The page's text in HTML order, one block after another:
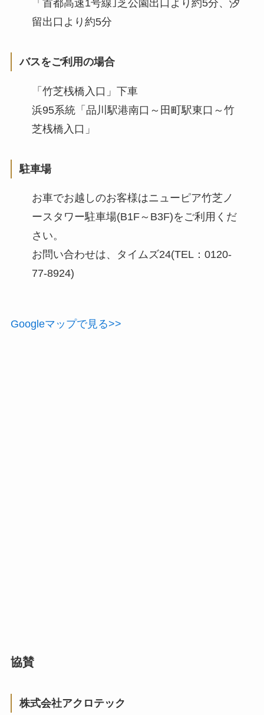
「首都高速1号線｣芝公園出口より約5分、汐
留出口より約5分
バスをご利用の場合
「竹芝桟橋入口」下車
浜95系統「品川駅港南口～田町駅東口～竹
芝桟橋入口」
駐車場
お車でお越しのお客様はニューピア竹芝ノ
ースタワー駐車場(B1F～B3F)をご利用くだ
さい。
お問い合わせは、タイムズ24(TEL：0120-
77-8924)
Googleマップで見る>>
協賛
株式会社アクロテック